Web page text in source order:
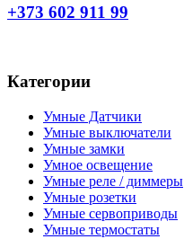
+373 602 911 99
Категории
Умные Датчики
Умные выключатели
Умные замки
Умное освещение
Умные реле / диммеры
Умные розетки
Умные сервоприводы
Умные термостаты